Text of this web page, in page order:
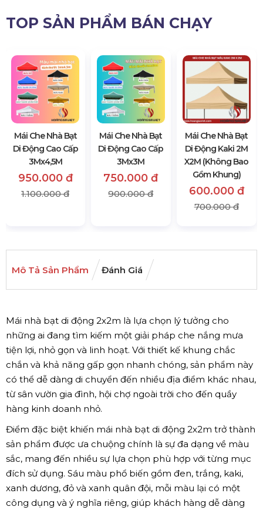
TOP SẢN PHẨM BÁN CHẠY
Mái Che Nhà Bạt
Di Động Cao Cấp
3Mx4,5M
950.000 đ
1.100.000 đ
Mái Che Nhà Bạt
Di Động Cao Cấp
3Mx3M
750.000 đ
900.000 đ
Mái Che Nhà Bạt
Di Động Kaki 2M
X2M (Không Bao
Gồm Khung)
600.000 đ
700.000 đ
Mô Tả Sản Phẩm Đánh Giá
Mái nhà bạt di động 2x2m là lựa chọn lý tưởng cho
những ai đang tìm kiếm một giải pháp che nắng mưa
tiện lợi, nhỏ gọn và linh hoạt. Với thiết kế khung chắc
chắn và khả năng gấp gọn nhanh chóng, sản phẩm này
có thể dễ dàng di chuyển đến nhiều địa điểm khác nhau,
từ sân vườn gia đình, hội chợ ngoài trời cho đến quầy
hàng kinh doanh nhỏ.
Điểm đặc biệt khiến mái nhà bạt di động 2x2m trở thành
sản phẩm được ưa chuộng chính là sự đa dạng về màu
sắc, mang đến nhiều sự lựa chọn phù hợp với từng mục
đích sử dụng. Sáu màu phổ biến gồm đen, trắng, kaki,
xanh dương, đỏ và xanh quân đội, mỗi màu lại có một
công dụng và ý nghĩa riêng, giúp khách hàng dễ dàng